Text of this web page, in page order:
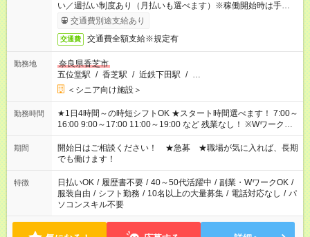
い／週払い制度あり（月払いも選べます）※稼働開始時は手続き
完了次第のお支払いとなります。
交通費別途支給あり
交通費 交通費全額支給※規定有
勤務地
奈良県香芝市
五位堂駅 / 香芝駅 / 近鉄下田駅 / …
＜シニア向け施設＞
勤務時間
★1日4時間～の時短シフトOK ★スタート時間選べます！ 7:00～
16:00 9:00～17:00 11:00～19:00 など 残業なし！ ※Wワークの
場合、他のお仕事と合わせ週40時間超の就業はご案内できませ
ん ※法令に基づき、週20時間以上勤務は社会保険への加入対象
となります ※労働者派遣法（日雇い派遣の原則禁止）により、
短時間・短期間の就業はご案内が難しい場合があります
期間
開始日はご相談ください！ ★急募 ★職場が気に入れば、長期
でも働けます！
特徴 日払いOK / 履歴書不要 / 40～50代活躍中 / 副業・WワークOK /
服装自由 / シフト勤務 / 10名以上の大量募集 / 電話対応なし / パ
ソコンスキル不要